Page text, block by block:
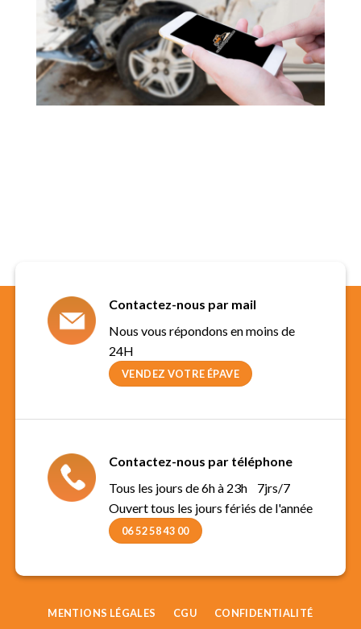
Contactez-nous par mail
Nous vous répondons en moins de
24H
VENDEZ VOTRE ÉPAVE
Contactez-nous par téléphone
Tous les jours de 6h à 23h 7jrs/7
Ouvert tous les jours fériés de l'année
06 52 58 43 00
MENTIONS LÉGALES CGU CONFIDENTIALITÉ